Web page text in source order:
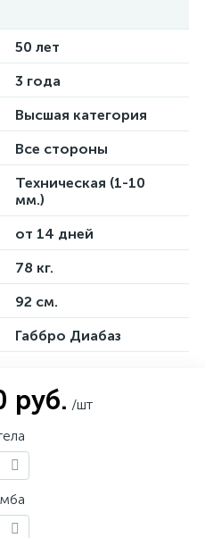
50 лет
3 года
Высшая категория
Все стороны
Техническая (1-10
мм.)
от 14 дней
78 кг.
92 см.
Габбро Диабаз
руб. /шт